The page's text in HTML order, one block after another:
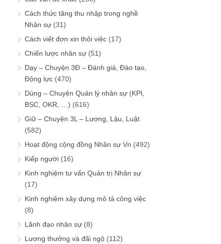
Cách thức tăng thu nhập trong nghề
Nhân sự (31)
Cách viết đơn xin thôi việc (17)
Chiến lược nhân sự (51)
Dạy – Chuyện 3Đ – Đánh giá, Đào tạo,
Động lực (470)
Dùng – Chuyện Quản lý nhân sự (KPI,
BSC, OKR, …) (616)
Giữ – Chuyện 3L – Lương, Lậu, Luật
(582)
Hoạt động cộng đồng Nhân sự Vn (492)
Kiếp người (16)
Kinh nghiệm tư vấn Quản trị Nhân sự
(17)
Kinh nghiệm xây dựng mô tả công việc
(8)
Lãnh đạo nhân sự (8)
Lương thưởng và đãi ngộ (112)